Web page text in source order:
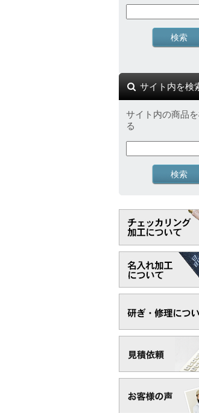
サイト内を検
サイト内の商品
る